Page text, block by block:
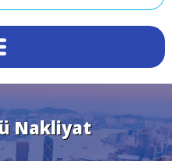
Nakliyat